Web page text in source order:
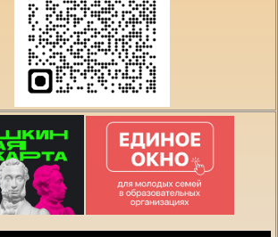
Есть предложения по
организации учебного
процесса или знаете,
как сделать техникум
лучше?
Написать о проблеме